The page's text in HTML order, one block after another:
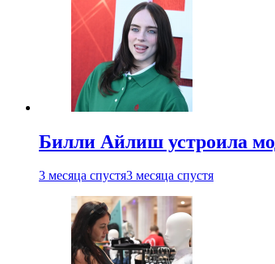
Билли Айлиш устроила
3 месяца спустя3 месяца спустя